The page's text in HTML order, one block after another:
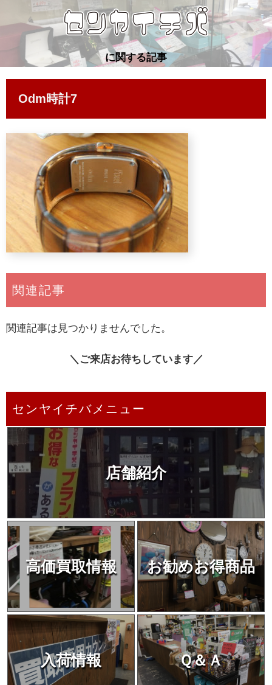
に関する記事
Odm時計7
関連記事
関連記事は見つかりませんでした。
＼ご来店お待ちしています／
センヤイチバメニュー
店舗紹介
高価買取情報 お勧めお得商品
入荷情報 Ｑ＆Ａ